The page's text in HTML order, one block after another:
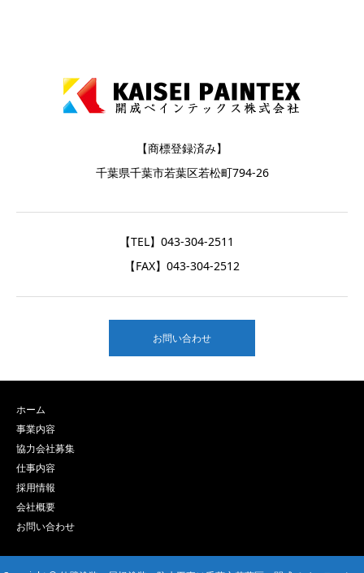
【商標登録済み】
千葉県千葉市若葉区若松町794-26
【TEL】043-304-2511
【FAX】043-304-2512
お問い合わせ
ホーム
事業内容
協力会社募集
仕事内容
採用情報
会社概要
お問い合わせ